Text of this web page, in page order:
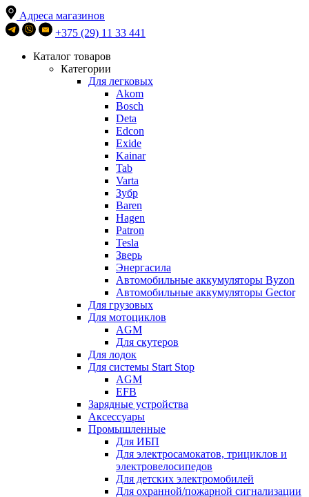
Адреса магазинов
+375 (29) 11 33 441
Каталог товаров
Категории
Для легковых
Akom
Bosch
Deta
Edcon
Exide
Kainar
Tab
Varta
Зубр
Baren
Hagen
Patron
Tesla
Зверь
Энергасила
Автомобильные аккумуляторы Byzon
Автомобильные аккумуляторы Gector
Для грузовых
Для мотоциклов
AGM
Для скутеров
Для лодок
Для системы Start Stop
AGM
EFB
Зарядные устройства
Аксессуары
Промышленные
Для ИБП
Для электросамокатов, трициклов и
электровелосипедов
Для детских электромобилей
Для охранной/пожарной сигнализации